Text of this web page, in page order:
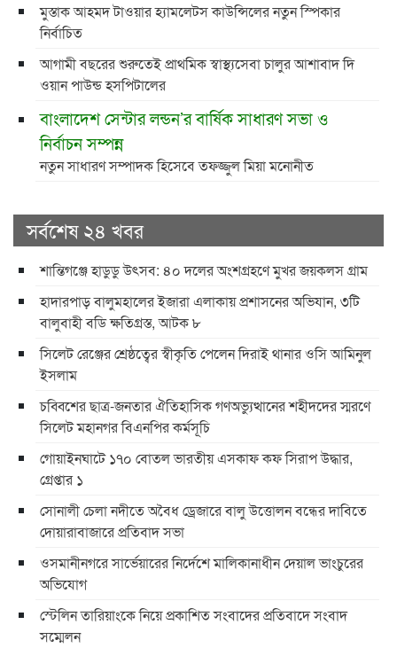
মুস্তাক আহমদ টাওয়ার হ্যামলেটস কাউন্সিলের নতুন স্পিকার
নির্বাচিত
আগামী বছরের শুরুতেই প্রাথমিক স্বাস্থ্যসেবা চালুর আশাবাদ দি
ওয়ান পাউন্ড হসপিটালের
বাংলাদেশ সেন্টার লন্ডন’র বার্ষিক সাধারণ সভা ও
নির্বাচন সম্পন্ন
নতুন সাধারণ সম্পাদক হিসেবে তফজ্জুল মিয়া মনোনীত
সর্বশেষ ২৪ খবর
শান্তিগঞ্জে হাডুডু উৎসব: ৪০ দলের অংশগ্রহণে মুখর জয়কলস গ্রাম
হাদারপাড় বালুমহালের ইজারা এলাকায় প্রশাসনের অভিযান, ৩টি
বালুবাহী বডি ক্ষতিগ্রস্ত, আটক ৮
সিলেট রেঞ্জের শ্রেষ্ঠত্বের স্বীকৃতি পেলেন দিরাই থানার ওসি আমিনুল
ইসলাম
চব্বিশের ছাত্র-জনতার ঐতিহাসিক গণঅভ্যুত্থানের শহীদদের স্মরণে
সিলেট মহানগর বিএনপির কর্মসূচি
গোয়াইনঘাটে ১৭০ বোতল ভারতীয় এসকাফ কফ সিরাপ উদ্ধার,
গ্রেপ্তার ১
সোনালী চেলা নদীতে অবৈধ ড্রেজারে বালু উত্তোলন বন্ধের দাবিতে
দোয়ারাবাজারে প্রতিবাদ সভা
ওসমানীনগরে সার্ভেয়ারের নির্দেশে মালিকানাধীন দেয়াল ভাংচুরের
অভিযোগ
স্টেলিন তারিয়াংকে নিয়ে প্রকাশিত সংবাদের প্রতিবাদে সংবাদ
সম্মেলন